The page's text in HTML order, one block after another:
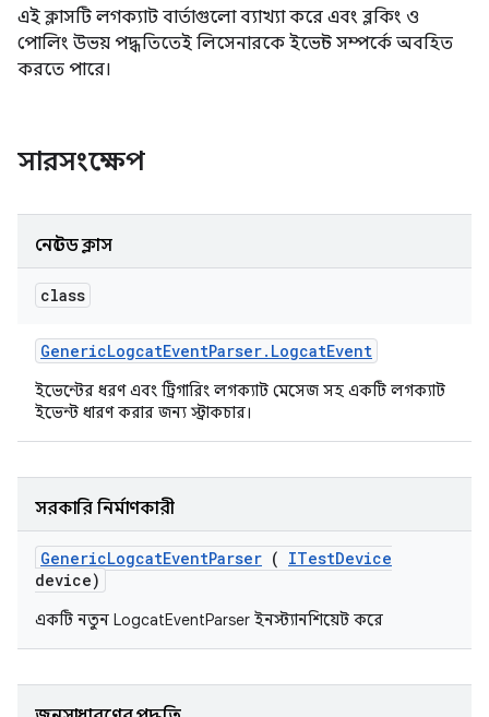
এই ক্লাসটি লগক্যাট বার্তাগুলো ব্যাখ্যা করে এবং ব্লকিং ও
পোলিং উভয় পদ্ধতিতেই লিসেনারকে ইভেন্ট সম্পর্কে অবহিত
করতে পারে।
সারসংক্ষেপ
নেস্টেড ক্লাস
class
GenericLogcatEventParser. LogcatEvent
ইভেন্টের ধরণ এবং ট্রিগারিং লগক্যাট মেসেজ সহ একটি লগক্যাট
ইভেন্ট ধারণ করার জন্য স্ট্রাকচার।
সরকারি নির্মাণকারী
GenericLogcatEventParser ( ITestDevice
device)
একটি নতুন LogcatEventParser ইনস্ট্যানশিয়েট করে